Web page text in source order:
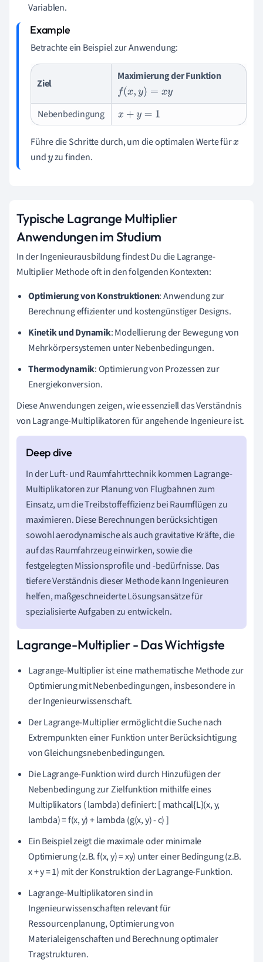
Variablen.
Betrachte ein Beispiel zur Anwendung:
Ziel
Maximierung der Funktion
f(x,y)=x y
Nebenbedingung
x+ y=1
Führe die Schritte durch, um die optimalen Werte fürx
undyzu finden.
Typische Lagrange Multiplier
Anwendungen im Studium
In der Ingenieurausbildung findest Du die Lagrange-
Multiplier Methode oft in den folgenden Kontexten:
Optimierung von Konstruktionen: Anwendung zur
Berechnung effizienter und kostengünstiger Designs.
Kinetik und Dynamik: Modellierung der Bewegung von
Mehrkörpersystemen unter Nebenbedingungen.
Thermodynamik: Optimierung von Prozessen zur
Energiekonversion.
Diese Anwendungen zeigen, wie essenziell das Verständnis
von Lagrange-Multiplikatoren für angehende Ingenieure ist.
In der Luft- und Raumfahrttechnik kommen Lagrange-
Multiplikatoren zur Planung von Flugbahnen zum
Einsatz, um die Treibstoffeffizienz bei Raumflügen zu
maximieren. Diese Berechnungen berücksichtigen
sowohl aerodynamische als auch gravitative Kräfte, die
auf das Raumfahrzeug einwirken, sowie die
festgelegten Missionsprofile und -bedürfnisse. Das
tiefere Verständnis dieser Methode kann Ingenieuren
helfen, maßgeschneiderte Lösungsansätze für
spezialisierte Aufgaben zu entwickeln.
Lagrange-Multiplier - Das Wichtigste
Lagrange-Multiplier ist eine mathematische Methode zur
Optimierung mit Nebenbedingungen, insbesondere in
der Ingenieurwissenschaft.
Der Lagrange-Multiplier ermöglicht die Suche nach
Extrempunkten einer Funktion unter Berücksichtigung
von Gleichungsnebenbedingungen.
Die Lagrange-Funktion wird durch Hinzufügen der
Nebenbedingung zur Zielfunktion mithilfe eines
Multiplikators ( lambda) definiert: [ mathcal{L}(x, y,
lambda) = f(x, y) + lambda (g(x, y) - c) ]
Ein Beispiel zeigt die maximale oder minimale
Optimierung (z.B. f(x, y) = xy) unter einer Bedingung (z.B.
x + y = 1) mit der Konstruktion der Lagrange-Funktion.
Lagrange-Multiplikatoren sind in
Ingenieurwissenschaften relevant für
Ressourcenplanung, Optimierung von
Materialeigenschaften und Berechnung optimaler
Tragstrukturen.